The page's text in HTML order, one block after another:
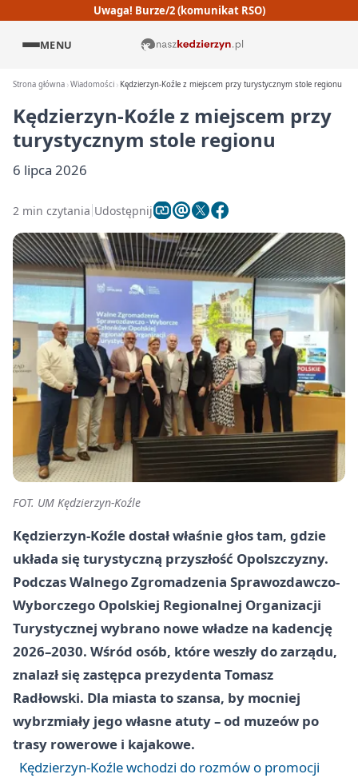
Uwaga! Burze/2 (komunikat RSO)
MENU
Strona główna Wiadomości Kędzierzyn-Koźle z miejscem przy turystycznym stole regionu
Kędzierzyn-Koźle z miejscem przy
turystycznym stole regionu
6 lipca 2026
2 min czytania Udostępnij
FOT. UM Kędzierzyn-Koźle
Kędzierzyn-Koźle dostał właśnie głos tam, gdzie
układa się turystyczną przyszłość Opolszczyzny.
Podczas Walnego Zgromadzenia Sprawozdawczo-
Wyborczego Opolskiej Regionalnej Organizacji
Turystycznej wybrano nowe władze na kadencję
2026–2030. Wśród osób, które weszły do zarządu,
znalazł się zastępca prezydenta Tomasz
Radłowski. Dla miasta to szansa, by mocniej
wybrzmiały jego własne atuty – od muzeów po
trasy rowerowe i kajakowe.
Kędzierzyn-Koźle wchodzi do rozmów o promocji